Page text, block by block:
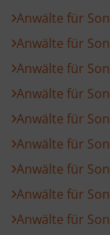
Anwälte für
Anwälte für
Anwälte für
Anwälte für
Anwälte für
Anwälte für
Anwälte für
Anwälte für
Anwälte für